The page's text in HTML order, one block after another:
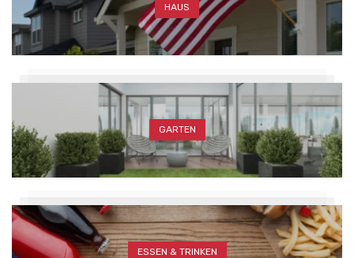
HAUS
GARTEN
ESSEN & TRINKEN